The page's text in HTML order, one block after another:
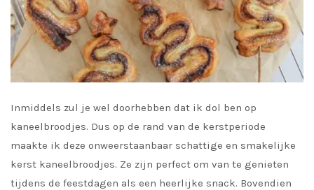
Inmiddels zul je wel doorhebben dat ik dol ben op
kaneelbroodjes. Dus op de rand van de kerstperiode
maakte ik deze onweerstaanbaar schattige en smakelijke
kerst kaneelbroodjes. Ze zijn perfect om van te genieten
tijdens de feestdagen als een heerlijke snack. Bovendien